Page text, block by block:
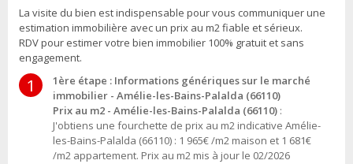
La visite du bien est indispensable pour vous communiquer une
estimation immobilière avec un prix au m2 fiable et sérieux.
RDV pour estimer votre bien immobilier 100% gratuit et sans
engagement.
1
1ère étape : Informations génériques sur le marché
immobilier - Amélie-les-Bains-Palalda (66110)
Prix au m2 - Amélie-les-Bains-Palalda (66110) :
J'obtiens une fourchette de prix au m2 indicative Amélie-
les-Bains-Palalda (66110) : 1 965€ /m2 maison et 1 681€
/m2 appartement. Prix au m2 mis à jour le 02/2026